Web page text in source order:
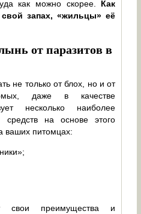
как можно скорее. Как
свой запах, «жильцы» её
от паразитов в
не только от блох, но и от
даже в качестве
несколько наиболее
средств на основе этого
ваших питомцах:
преимущества и